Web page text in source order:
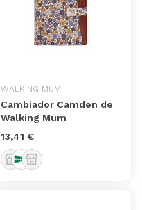
WALKING MUM
Cambiador Camden de
Walking Mum
13,41 €